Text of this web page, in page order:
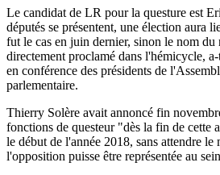
Le candidat de LR pour la questure est
députés se présentent, une élection aura
fut le cas en juin dernier, sinon le nom du
directement proclamé dans l'hémicycle,
en conférence des présidents de
parlementaire.
Thierry Solère avait annoncé fin
fonctions de questeur "dès la fin de cette
le début de l'année 2018, sans attendre le
l'opposition puisse être représentée au